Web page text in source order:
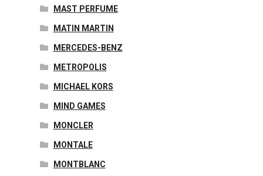
MAST PERFUME
MATIN MARTIN
MERCEDES-BENZ
METROPOLIS
MICHAEL KORS
MIND GAMES
MONCLER
MONTALE
MONTBLANC